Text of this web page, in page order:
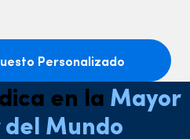
Personalizado
en la Mayor
Mundo